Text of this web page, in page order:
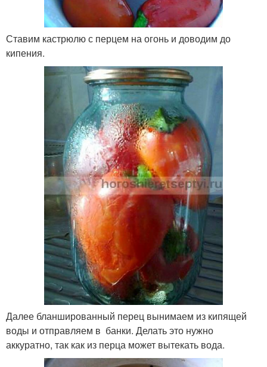
Ставим кастрюлю с перцем на огонь и доводим до
кипения.
Далее бланшированный перец вынимаем из кипящей
воды и отправляем в банки. Делать это нужно
аккуратно, так как из перца может вытекать вода.